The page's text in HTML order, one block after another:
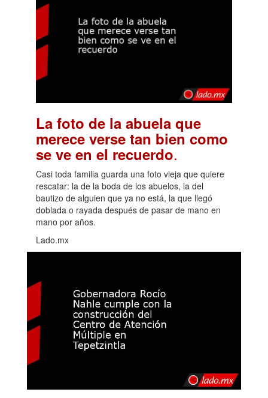
La foto de la abuela que
merece verse tan bien como
se ve en el recuerdo.
Casi toda familia guarda una foto vieja que quiere
rescatar: la de la boda de los abuelos, la del
bautizo de alguien que ya no está, la que llegó
doblada o rayada después de pasar de mano en
mano por años.
Lado.mx